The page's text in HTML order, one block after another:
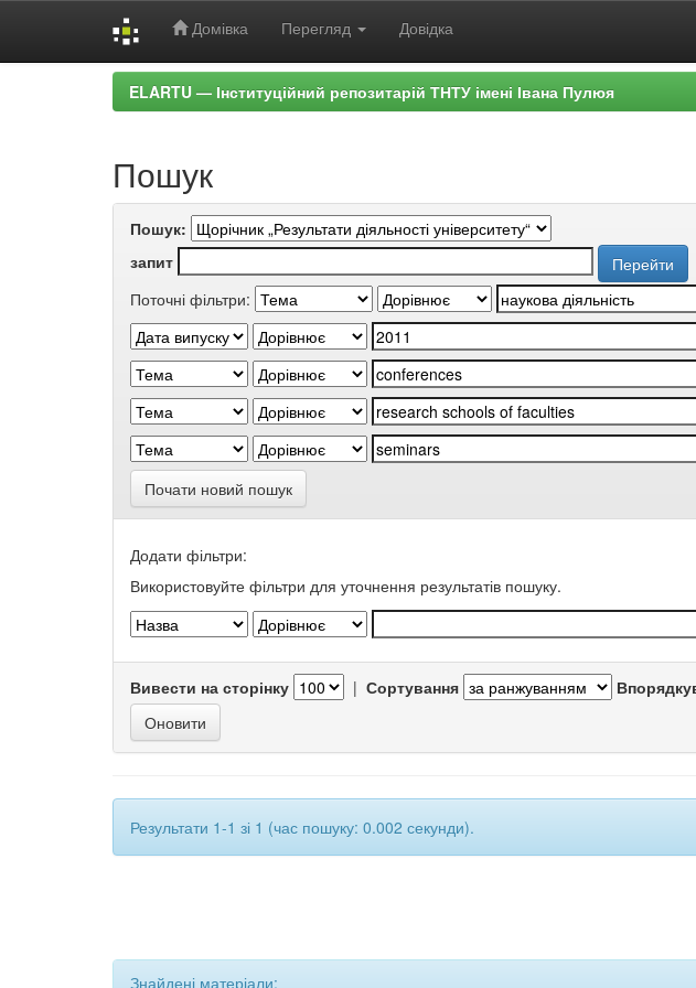
Домівка Перегляд Довідка
ELARTU — Інституційний репозитарій ТНТУ імені Івана Пулюя
Пошук
Пошук:
запит
Поточні фільтри:
Почати новий пошук
Додати фільтри:
Використовуйте фільтри для уточнення результатів пошуку.
Вивести на сторінку | Сортування
Результати 1-1 зі 1 (час пошуку: 0.002 секунди).
Знайдені матеріали: